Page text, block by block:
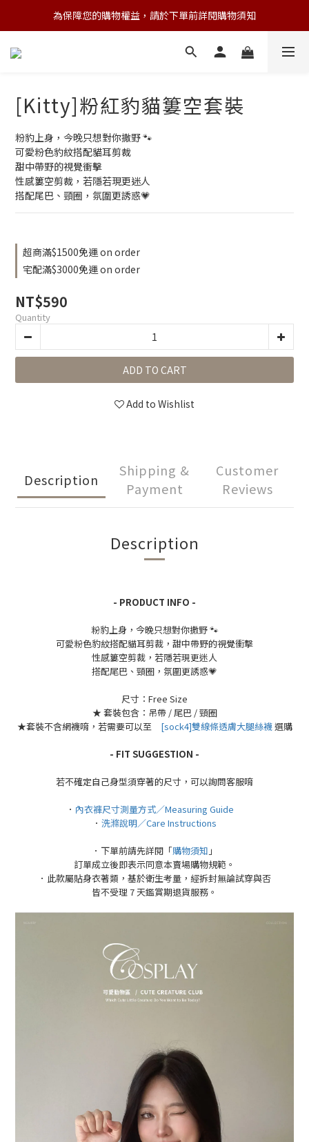
💌 Nearby收藏家｜任選三件 9折 五件 88折
為保障您的購物權益，請於下單前詳閱購物須知
💌 Nearby收藏家｜任選三件 9折 五件 88折
[Kitty]粉紅豹貓簍空套裝
粉豹上身，今晚只想對你撒野 🐾
可愛粉色豹紋搭配貓耳剪裁
甜中帶野的視覺衝擊
性感簍空剪裁，若隱若現更迷人
搭配尾巴、頸圈，氛圍更誘惑💗
超商滿$1500免運 on order
宅配滿$3000免運 on order
NT$590
Quantity
ADD TO CART
Add to Wishlist
Description
Shipping &
Payment
Customer
Reviews
Description
- PRODUCT INFO -
粉豹上身，今晚只想對你撒野 🐾
可愛粉色豹紋搭配貓耳剪裁， 甜中帶野的視覺衝擊
性感簍空剪裁，若隱若現更迷人
搭配尾巴、頸圈，氛圍更誘惑💗
尺寸：Free Size
★ 套裝包含： 吊帶 / 尾巴 / 頸圈
★套裝不含網襪唷，若需要可以至
[sock4]雙線條透膚大腿絲襪選購
- FIT SUGGESTION -
若不確定自己身型須穿著的尺寸，可以詢問客服唷
． 內衣褲尺寸測量方式／Measuring Guide
． 洗滌說明／Care Instructions
．下單前請先詳閱「購物須知 」
訂單成立後即表示同意本賣場購物規範。
．此款屬貼身衣著類，基於衛生考量，經拆封無論試穿與否
皆不受理 7 天鑑賞期退貨服務。